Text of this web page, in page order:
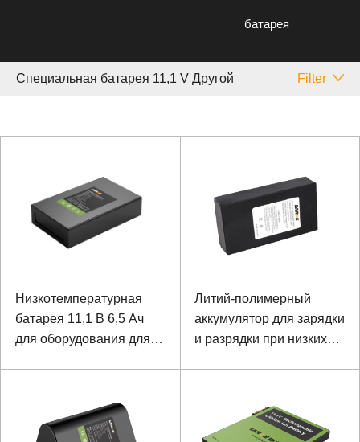
батарея
Специальная батарея 11,1 V Другой Filter
Низкотемпературная
батарея 11,1 В 6,5 Ач
для оборудования для
Литий-полимерный
аккумулятор для зарядки
и разрядки при низких
Express